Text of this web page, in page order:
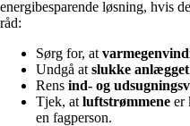
energibesparende løsning, hvis
råd:
Sørg for, at
Undgå at slukke
Rens ind- og
Tjek, at luftstrømmene er
en fagperson.